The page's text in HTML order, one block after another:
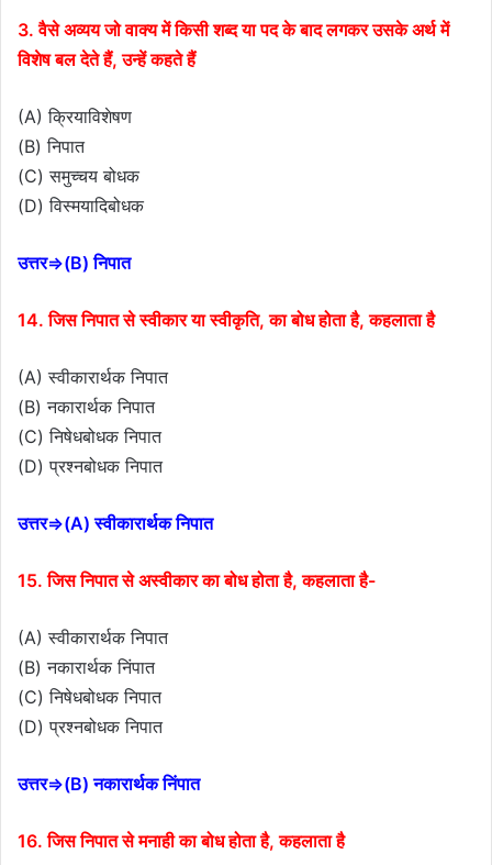
3. वैसे अव्यय जो वाक्य में किसी शब्द या पद के बाद लगकर उसके अर्थ में
विशेष बल देते हैं, उन्हें कहते हैं
(A) क्रियाविशेषण
(B) निपात
(C) समुच्चय बोधक
(D) विस्मयादिबोधक
उत्तर⇒(B) निपात
14. जिस निपात से स्वीकार या स्वीकृति, का बोध होता है, कहलाता है
(A) स्वीकारार्थक निपात
(B) नकारार्थक निपात
(C) निषेधबोधक निपात
(D) प्रश्नबोधक निपात
उत्तर⇒(A) स्वीकारार्थक निपात
15. जिस निपात से अस्वीकार का बोध होता है, कहलाता है-
(A) स्वीकारार्थक निपात
(B) नकारार्थक निंपात
(C) निषेधबोधक निपात
(D) प्रश्नबोधक निपात
उत्तर⇒(B) नकारार्थक निंपात
16. जिस निपात से मनाही का बोध होता है, कहलाता है